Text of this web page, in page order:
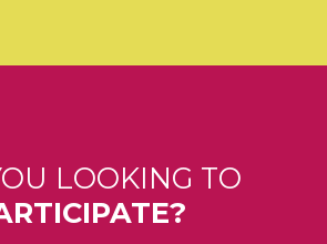
LOOKING TO